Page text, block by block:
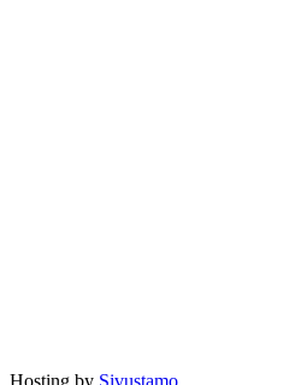
Hosting by Sivustamo